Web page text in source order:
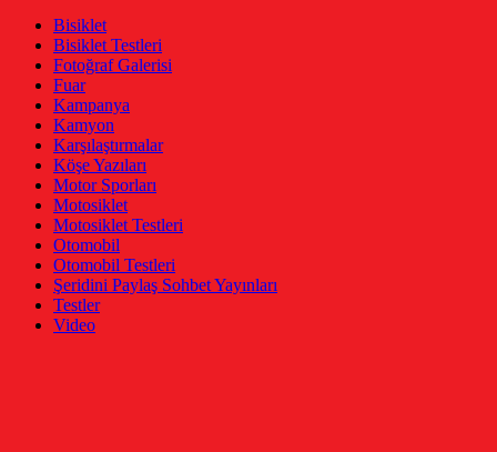
Bisiklet
Bisiklet Testleri
Fotoğraf Galerisi
Fuar
Kampanya
Kamyon
Karşılaştırmalar
Köşe Yazıları
Motor Sporları
Motosiklet
Motosiklet Testleri
Otomobil
Otomobil Testleri
Şeridini Paylaş Sohbet Yayınları
Testler
Video